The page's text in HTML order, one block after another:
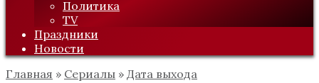
Политика
TV
Праздники
Новости
Главная » Сериалы » Дата выхода